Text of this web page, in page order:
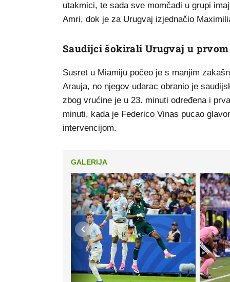
utakmici, te sada sve momčadi u grupi
Amri, dok je za Urugvaj izjednačio
Saudijci šokirali Urugvaj u
Susret u Miamiju počeo je s manjim
Arauja, no njegov udarac obranio je
zbog vrućine je u 23. minuti određena i
minuti, kada je Federico Vinas pucao
intervencijom.
GALERIJA